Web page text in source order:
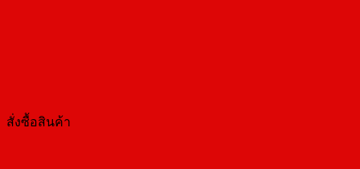
สั่งซื้อสินค้า